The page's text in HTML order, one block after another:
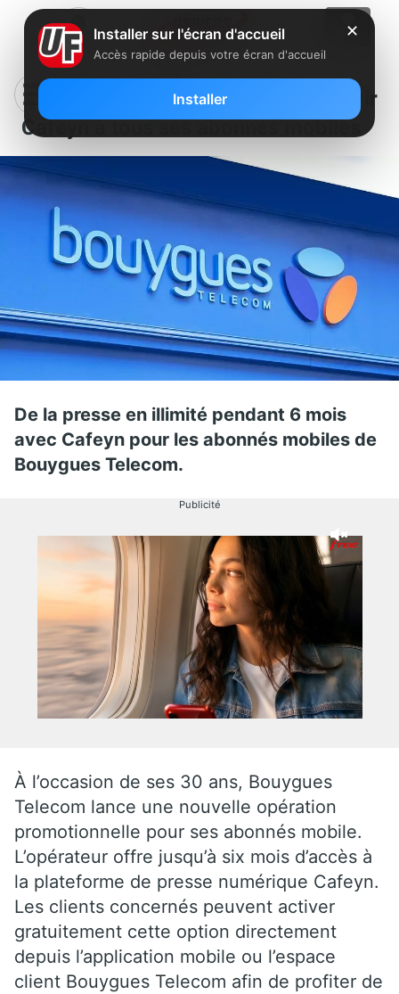
Bouygues Telecom annonce offrir
Cafeyn à tous ses abonnés mobiles
De la presse en illimité pendant 6 mois
avec Cafeyn pour les abonnés mobiles de
Bouygues Telecom.
Publicité
À l’occasion de ses 30 ans, Bouygues
Telecom lance une nouvelle opération
promotionnelle pour ses abonnés mobile.
L’opérateur offre jusqu’à six mois d’accès à
la plateforme de presse numérique Cafeyn.
Les clients concernés peuvent activer
gratuitement cette option directement
depuis l’application mobile ou l’espace
client Bouygues Telecom afin de profiter de
✕
Installer sur l'écran d'accueil
Accès rapide depuis votre écran d'accueil
Installer